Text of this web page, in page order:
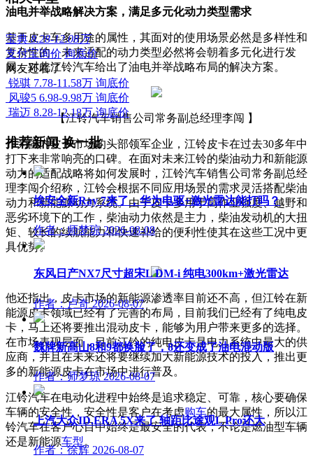
油电并举战略解决方案，满足多元化动力类型需求
基于皮卡车多用途的属性，其面对的使用场景必然是多样性和
复杂性的，未来适配的动力类型必然将会朝着多元化进行发
展，对此江铃汽车给出了油电并举战略布局的解决方案。
【江铃汽车销售公司常务副总经理李闯 】
作为国内皮卡市场的头部领军企业，江铃皮卡在过去30多年中
打下来非常响亮的口碑。在面对未来江铃的柴油动力和新能源
动力的适配战略将如何发展时，江铃汽车销售公司常务副总经
理李闯介绍称，江铃会根据不同应用场景的需求灵活搭配柴油
动力和新能源动力系统。由于皮卡多用于高作业强度、越野和
恶劣环境下的工作，柴油动力依然是主力，柴油发动机的大扭
矩、较长的续航能力和快速补给的便利性使其在这些工况中更
具优势。
他还指出，皮卡市场的新能源渗透率目前还不高，但江铃在新
能源皮卡领域已经有了完善的布局，目前我们已经有了纯电皮
卡，马上还将要推出混动皮卡，能够为用户带来更多的选择。
在市场表现层面，目前江铃的纯电皮卡是电力系统中最大的供
应商，并且在未来还将要继续加大新能源技术的投入，推出更
多的新能源皮卡在市场中进行普及。
江铃汽车在电动化进程中始终是追求稳定、可靠，核心要确保
车辆的安全性，安全性是客户在考虑购车的最大属性，所以江
铃汽车在客户心目中始终是最安全的代表，不论是燃油型车辆
还是新能源车型。
宝典 8.28-12.08万
支付宝询价 询底价
网友还看了
锐骐 7.78-11.58万 询底价
风骏5 6.98-9.98万 询底价
瑞迈 8.28-12.18万 询底价
推荐新闻换一批
埃安全新Ray 7来了，华为电驱+激光雷达能打吗？
作者：师梦琼 2026-08-08
东风日产NX7尺寸超宋L DM-i 纯电300km+激光雷达
作者：卢奇 2026-08-07
魏牌新高山8和9都换脸了，8还变成了油电混动版
作者：师梦琼 2026-08-07
上汽大众ID.ERA 5X来了 轴距比途观L Pro还大
作者：徐辉 2026-08-07